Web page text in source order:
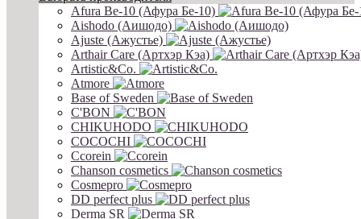
Afura Be-10 (Афура Бе-10)
Aishodo (Аишодо)
Ajuste (Ажустье)
Arthair Care (Артхэр Кэа)
Artistic&Co.
Atmore
Base of Sweden
C'BON
CHIKUHODO
COCOCHI
Ccorein
Chanson cosmetics
Cosmepro
DD perfect plus
Derma SR